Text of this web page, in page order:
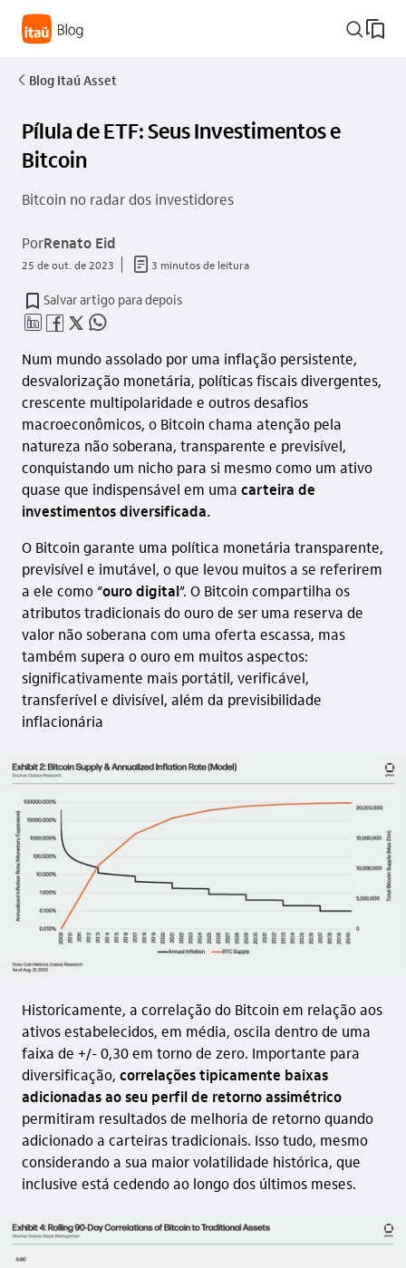
busca_outline
seta_esquerda Blog Itaú Asset
Pílula de ETF: Seus Investimentos e
Bitcoin
Bitcoin no radar dos investidores
PorRenato Eid
25 de out. de 2023 documento_outline 3 minutos de leitura
Salvar artigo para depois
linkedin_base facebook_outline twitter_outline whatsapp_outline
Num mundo assolado por uma inflação persistente,
desvalorização monetária, políticas fiscais divergentes,
crescente multipolaridade e outros desafios
macroeconômicos, o Bitcoin chama atenção pela
natureza não soberana, transparente e previsível,
conquistando um nicho para si mesmo como um ativo
quase que indispensável em uma carteira de
investimentos diversificada.
O Bitcoin garante uma política monetária transparente,
previsível e imutável, o que levou muitos a se referirem
a ele como “ouro digital”. O Bitcoin compartilha os
atributos tradicionais do ouro de ser uma reserva de
valor não soberana com uma oferta escassa, mas
também supera o ouro em muitos aspectos:
significativamente mais portátil, verificável,
transferível e divisível, além da previsibilidade
inflacionária
Historicamente, a correlação do Bitcoin em relação aos
ativos estabelecidos, em média, oscila dentro de uma
faixa de +/- 0,30 em torno de zero. Importante para
diversificação, correlações tipicamente baixas
adicionadas ao seu perfil de retorno assimétrico
permitiram resultados de melhoria de retorno quando
adicionado a carteiras tradicionais. Isso tudo, mesmo
considerando a sua maior volatilidade histórica, que
inclusive está cedendo ao longo dos últimos meses.